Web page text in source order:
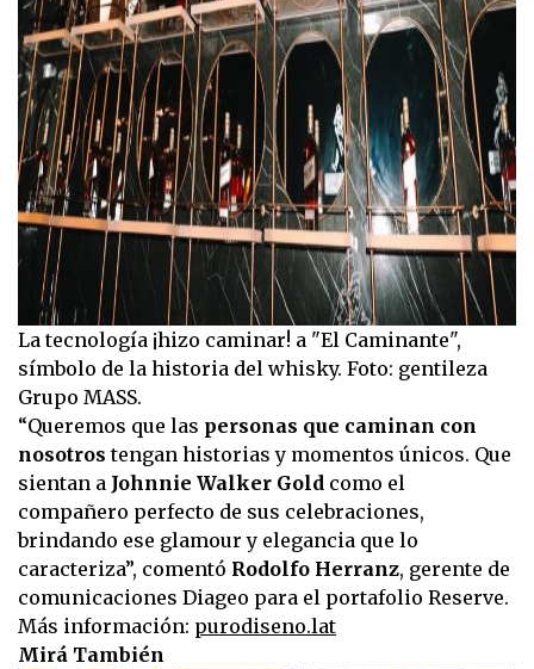
La tecnología ¡hizo caminar! a "El Caminante",
símbolo de la historia del whisky. Foto: gentileza
Grupo MASS.
“Queremos que las personas que caminan con
nosotros tengan historias y momentos únicos. Que
sientan a Johnnie Walker Gold como el
compañero perfecto de sus celebraciones,
brindando ese glamour y elegancia que lo
caracteriza”, comentó Rodolfo Herranz, gerente de
comunicaciones Diageo para el portafolio Reserve.
Más información: purodiseno.lat
Mirá También